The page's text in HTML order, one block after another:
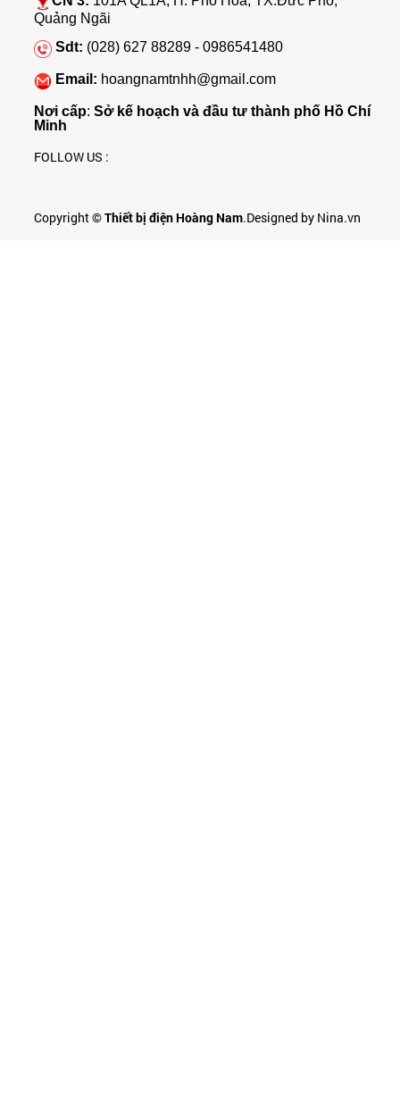
Bảng giá đèn led PARAGON 2025 ( Bảng
đầy đủ+ mới nhất)
Quảng Ngãi
Sdt: (028) 627 88289 - 0986541480
Email: hoangnamtnhh@gmail.com
Nơi cấp: Sở kế hoạch và đầu tư thành phố Hồ Chí
Minh
FOLLOW US :
Copyright ©Thiết bị điện Hoàng Nam.Designed by Nina.vn